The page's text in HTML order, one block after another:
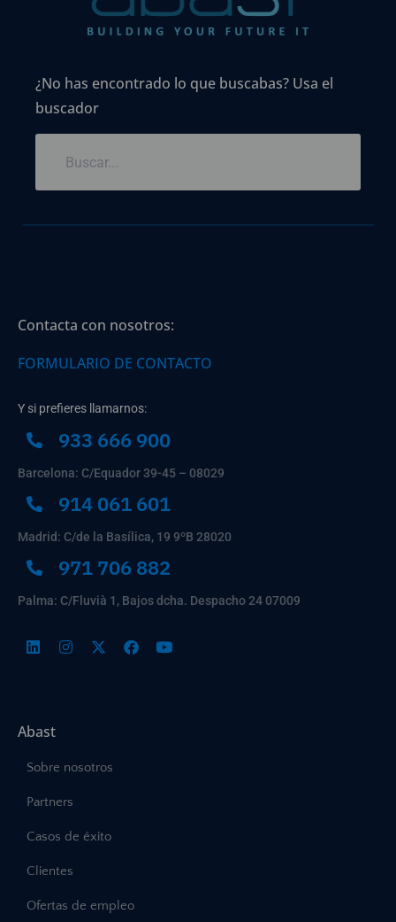
¿No has encontrado lo que buscabas? Usa el
buscador
Contacta con nosotros:
FORMULARIO DE CONTACTO
Y si prefieres llamarnos:
933 666 900
Barcelona: C/Equador 39-45 – 08029
914 061 601
Madrid: C/de la Basílica, 19 9ºB 28020
971 706 882
Palma: C/Fluvià 1, Bajos dcha. Despacho 24 07009
Abast
Sobre nosotros
Partners
Casos de éxito
Clientes
Ofertas de empleo